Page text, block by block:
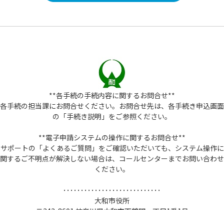
**各手続の手続内容に関するお問合せ**
各手続の担当課にお問合せください。お問合せ先は、各手続き申込画面
の「手続き説明」をご参照ください。
**電子申請システムの操作に関するお問合せ**
サポートの「よくあるご質問」をご確認いただいても、システム操作に
関するご不明点が解決しない場合は、コールセンターまでお問い合わせ
ください。
････････････････････････････
大和市役所